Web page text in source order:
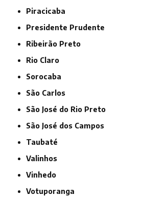
Piracicaba
Presidente Prudente
Ribeirão Preto
Rio Claro
Sorocaba
São Carlos
São José do Rio Preto
São José dos Campos
Taubaté
Valinhos
Vinhedo
Votuporanga